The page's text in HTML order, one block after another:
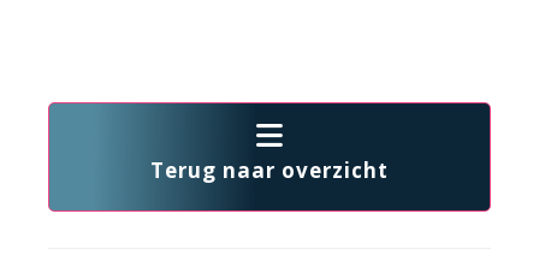
Terug naar overzicht